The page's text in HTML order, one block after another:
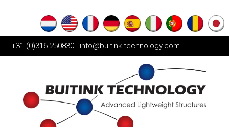
+31 (0)316-250830 | info@buitink-technology.com